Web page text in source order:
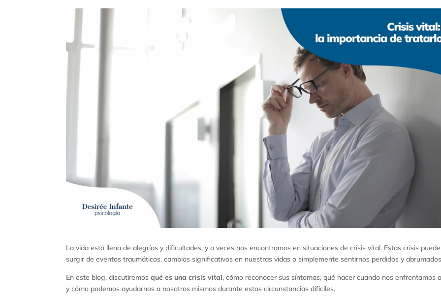
La vida está llena de alegrías y dificultades, y a veces nos encontramos en situaciones de crisis vital. Estas crisis
surgir de eventos traumáticos, cambios significativos en nuestras vidas o simplemente sentirnos perdidos y
En este blog, discutiremosqué es una crisis vital, cómo reconocer sus síntomas, qué hacer cuando nos enfrentamos
y cómo podemos ayudarnos a nosotros mismos durante estas circunstancias difíciles.